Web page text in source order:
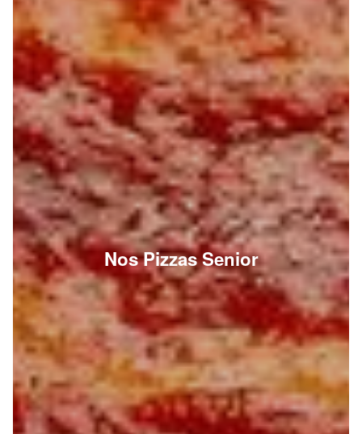
Nos Pizzas Senior